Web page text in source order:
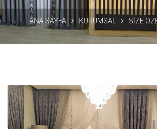
ANA SAYFA KURUMSAL SİZE